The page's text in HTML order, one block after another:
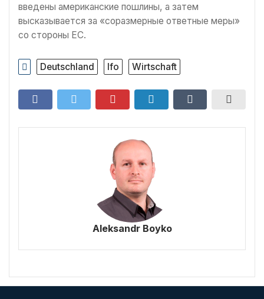
введены американские пошлины, а затем
высказывается за «соразмерные ответные меры»
со стороны ЕС.
Deutschland Ifo Wirtschaft
Aleksandr Boyko